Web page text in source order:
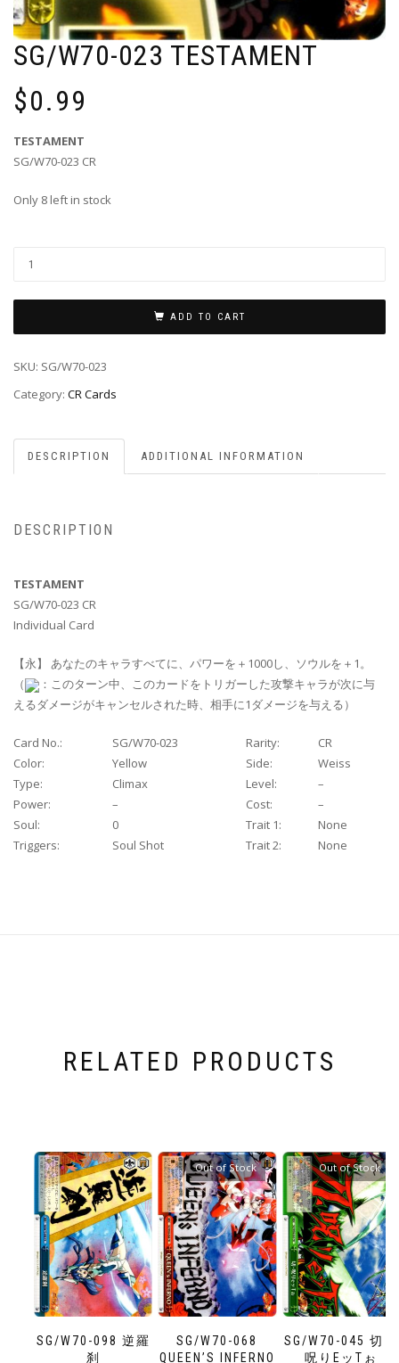
SG/W70-023 TESTAMENT
$0.99
TESTAMENT
SG/W70-023 CR
Only 8 left in stock
ADD TO CART
SKU: SG/W70-023
Category: CR Cards
DESCRIPTION ADDITIONAL INFORMATION
DESCRIPTION
TESTAMENT
SG/W70-023 CR
Individual Card
【永】 あなたのキャラすべてに、パワーを＋1000し、ソウルを＋1。
（
：このターン中、このカードをトリガーした攻撃キャラが次に与
えるダメージがキャンセルされた時、相手に1ダメージを与える）
Card No.: SG/W70-023 Rarity:
CR
Color:
Yellow Side:
Weiss
Type:
Climax Level:
–
Power:
– Cost:
–
Soul:
0 Trait 1:
None
Triggers:
Soul Shot Trait 2: None
RELATED PRODUCTS
SG/W70-098 逆羅
刹
SG/W70-068
QUEEN’S INFERNO
Out of Stock
SG/W70-045 切・
呪りEッTぉ
Out of Stock